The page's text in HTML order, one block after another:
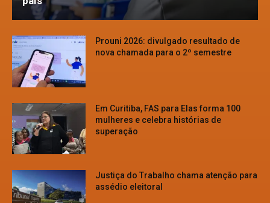
Prouni 2026: divulgado resultado de
nova chamada para o 2º semestre
Em Curitiba, FAS para Elas forma 100
mulheres e celebra histórias de
superação
Justiça do Trabalho chama atenção para
assédio eleitoral